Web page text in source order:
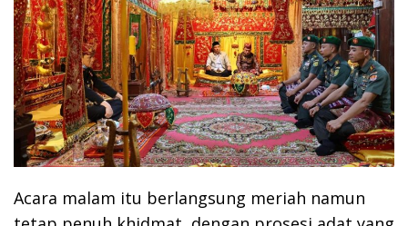
Acara malam itu berlangsung meriah namun